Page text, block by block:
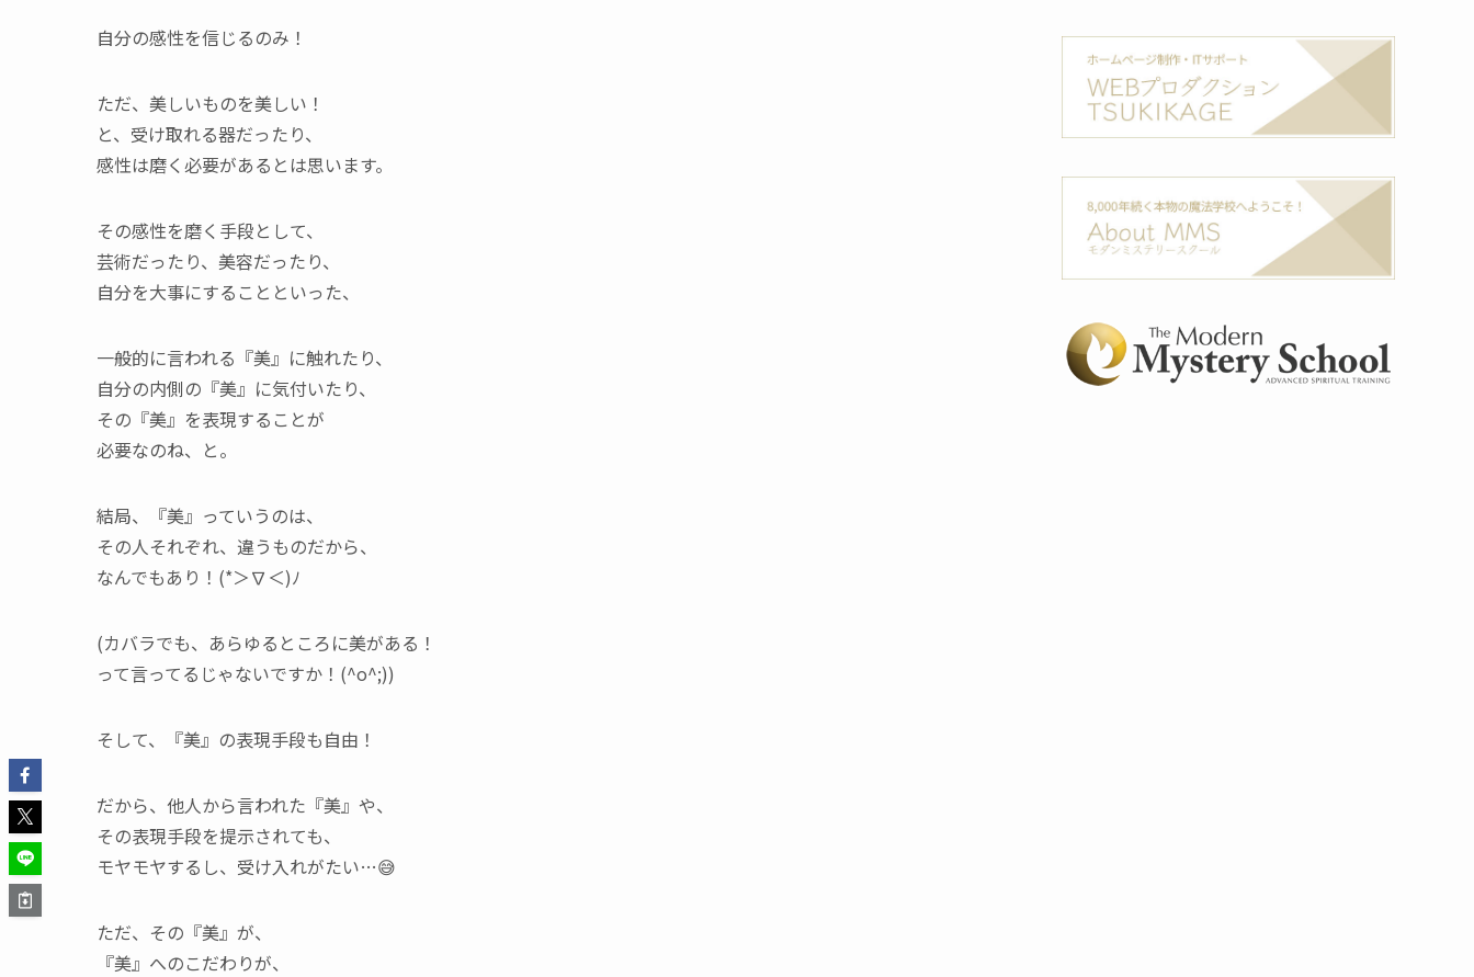
自分の感性を信じるのみ！
ただ、美しいものを美しい！
と、受け取れる器だったり、
感性は磨く必要があるとは思います。
その感性を磨く手段として、
芸術だったり、美容だったり、
自分を大事にすることといった、
一般的に言われる『美』に触れたり、
自分の内側の『美』に気付いたり、
その『美』を表現することが
必要なのね、と。
結局、『美』っていうのは、
その人それぞれ、違うものだから、
なんでもあり！(*＞∇＜)ﾉ
(カバラでも、あらゆるところに美がある！
って言ってるじゃないですか！(^o^;))
そして、『美』の表現手段も自由！
だから、他人から言われた『美』や、
その表現手段を提示されても、
モヤモヤするし、受け入れがたい…😅
ただ、その『美』が、
『美』へのこだわりが、